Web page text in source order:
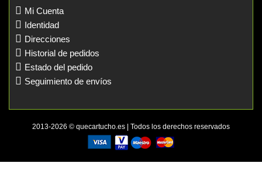
Mi Cuenta
Identidad
Direcciones
Historial de pedidos
Estado del pedido
Seguimiento de envíos
2013-2026 © quecartucho.es | Todos los derechos reservados